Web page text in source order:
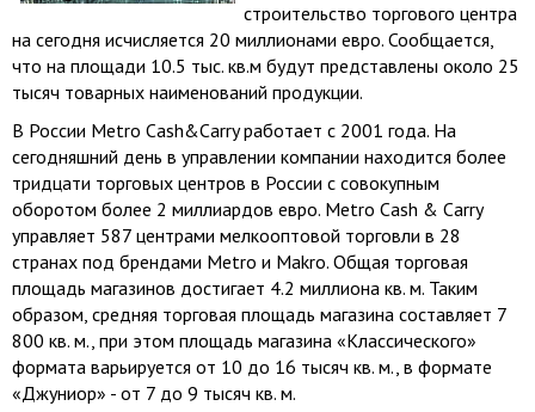
строительство торгового центра
на сегодня исчисляется 20 миллионами евро. Сообщается,
что на площади 10.5 тыс. кв.м будут представлены около 25
тысяч товарных наименований продукции.
В России Metro Cash&Carry работает с 2001 года. На
сегодняшний день в управлении компании находится более
тридцати торговых центров в России с совокупным
оборотом более 2 миллиардов евро. Metro Cash & Carry
управляет 587 центрами мелкооптовой торговли в 28
странах под брендами Metro и Makro. Общая торговая
площадь магазинов достигает 4.2 миллиона кв. м. Таким
образом, средняя торговая площадь магазина составляет 7
800 кв. м., при этом площадь магазина «Классического»
формата варьируется от 10 до 16 тысяч кв. м., в формате
«Джуниор» - от 7 до 9 тысяч кв. м.